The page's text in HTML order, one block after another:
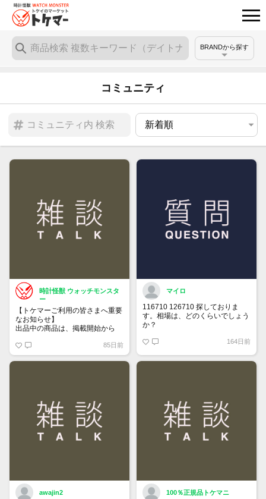
BRANDから探す
コミュニティ
時計怪獣 ウォッチモンスタ
ー
【トケマーご利用の皆さまへ重要
なお知らせ】
出品中の商品は、掲載開始から
「下書き」へ戻ります。
トップページでお気に入り登録が
85日前
マイロ
116710 126710 探しておりま
す。相場は、どのくらいでしょう
か？
164日前
awajin2 100％正規品トケマニ